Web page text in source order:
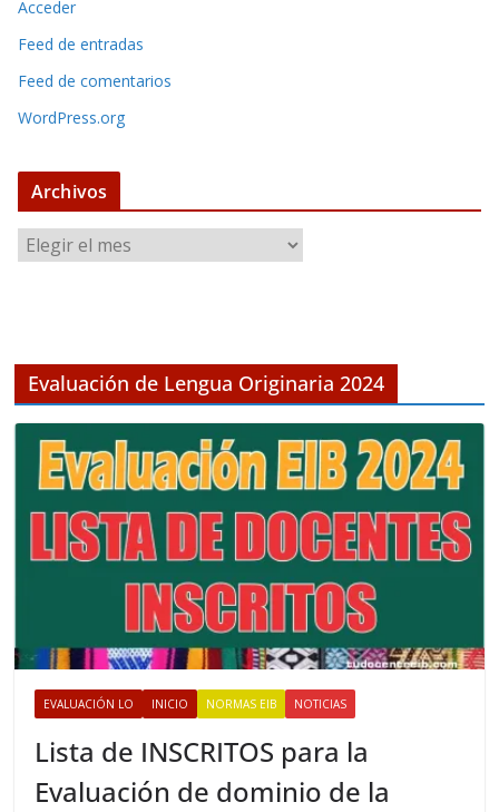
Acceder
Feed de entradas
Feed de comentarios
WordPress.org
Archivos
r
o
Evaluación de Lengua Originaria 2024
EVALUACIÓN LO INICIO NORMAS EIB NOTICIAS
Lista de INSCRITOS para la
Evaluación de dominio de la